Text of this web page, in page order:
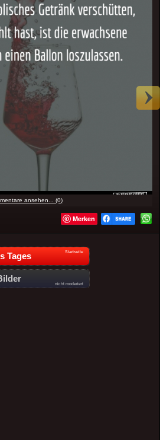
ansehen... (0)
Merken
Tages Startseite
nicht moderiert